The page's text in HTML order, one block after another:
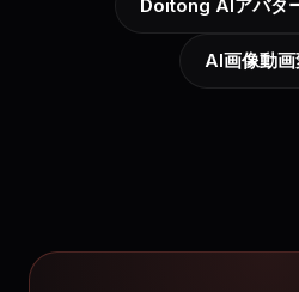
Doitong AIアバタ
AI画像動